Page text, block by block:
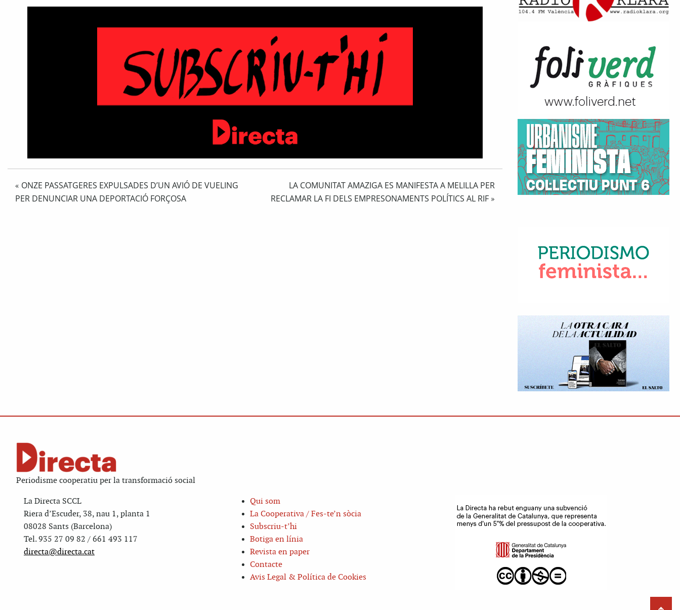
« ONZE PASSATGERES EXPULSADES D’UN AVIÓ DE VUELING
PER DENUNCIAR UNA DEPORTACIÓ FORÇOSA
LA COMUNITAT AMAZIGA ES MANIFESTA A MELILLA PER
RECLAMAR LA FI DELS EMPRESONAMENTS POLÍTICS AL RIF »
Periodisme cooperatiu per la transformació social
La Directa SCCL
Riera d’Escuder, 38, nau 1, planta 1
08028 Sants (Barcelona)
Tel. 935 27 09 82 / 661 493 117
directa@directa.cat
Qui som
La Cooperativa / Fes-te’n sòcia
Subscriu-t’hi
Botiga en línia
Revista en paper
Contacte
Avis Legal & Política de Cookies